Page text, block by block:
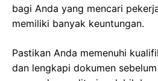
bagi Anda yang mencari
memiliki banyak keuntungan.
Pastikan Anda memenuhi
dan lengkapi dokumen